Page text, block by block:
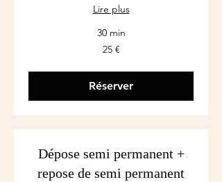
Lire plus
30 min
25 €
Réserver
Dépose semi permanent +
repose de semi permanent